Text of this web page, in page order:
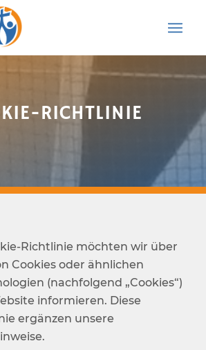
RICHTLINIE
Richtlinie möchten wir über
Cookies oder ähnlichen
(nachfolgend „Cookies“)
informieren. Diese
ergänzen unsere